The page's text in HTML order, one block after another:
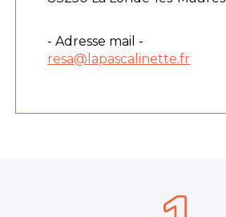
- Adresse mail -
resa@lapascalinette.fr